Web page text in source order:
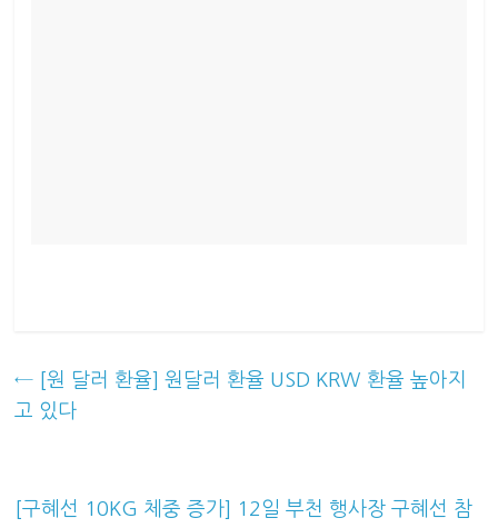
← [원 달러 환율] 원달러 환율 USD KRW 환율 높아지
고 있다
[구혜선 10KG 체중 증가] 12일 부천 행사장 구혜선 참